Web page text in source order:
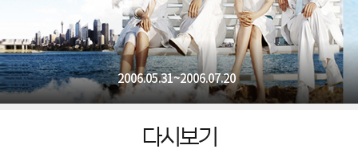
2006.05.31~2006.07.20
다시보기